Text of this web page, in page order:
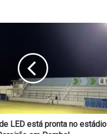
LED está pronta no estádio